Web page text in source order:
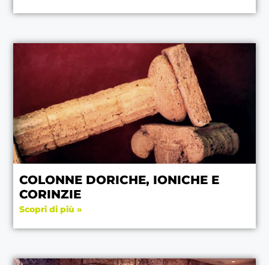
COLONNE DORICHE, IONICHE E
CORINZIE
Scopri di più »